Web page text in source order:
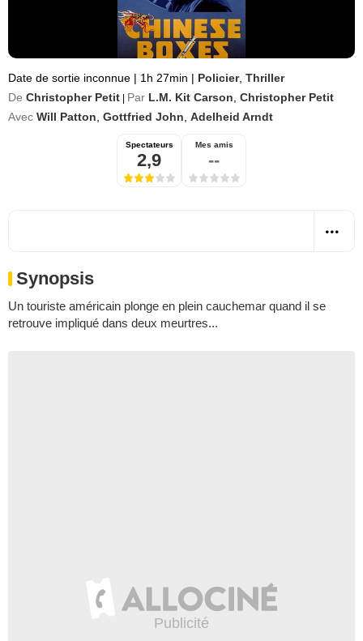
Date de sortie inconnue | 1h 27min | Policier, Thriller
De Christopher Petit Par L.M. Kit Carson Christopher Petit
Avec Will Patton Gottfried John Adelheid Arndt
Spectateurs
2,9
Mes amis
--
Synopsis
Un touriste américain plonge en plein cauchemar quand il se
retrouve impliqué dans deux meurtres...